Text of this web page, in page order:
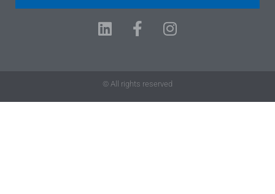
© All rights reserved